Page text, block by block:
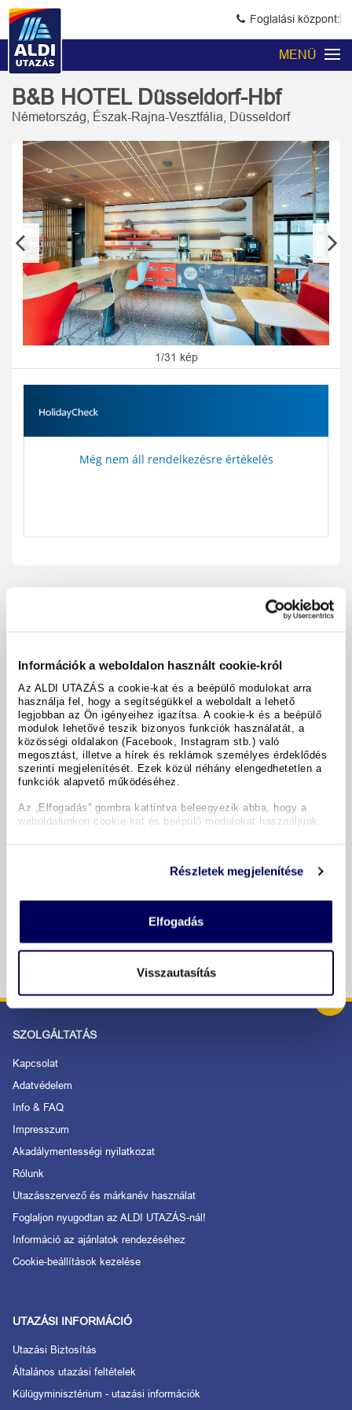
Információk a weboldalon használt cookie-król
Az ALDI UTAZÁS a cookie-kat és a beépülő modulokat arra
használja fel, hogy a segítségükkel a weboldalt a lehető
legjobban az Ön igényeihez igazítsa. A cookie-k és a beépülő
modulok lehetővé teszik bizonyos funkciók használatát, a
közösségi oldalakon (Facebook, Instagram stb.) való
megosztást, illetve a hírek és reklámok személyes érdeklődés
szerinti megjelenítését. Ezek közül néhány elengedhetetlen a
funkciók alapvető működéséhez.
Az „Elfogadás” gombra kattintva beleegyezik abba, hogy a
weboldalunkon cookie-kat és beépülő modulokat használjunk.
Részletek megjelenítése
Elfogadás
Visszautasítás
Foglalási központ:
MENÜ
B&B HOTEL Düsseldorf-Hbf
Németország, Észak-Rajna-Vesztfália, Düsseldorf
Previous
1/31 kép
Next
Még nem áll rendelkezésre értékelés
megosztás
Felszereltség és tények
A hotel részletei
Időpontok & árak
BIZTONSÁGOS RENDELÉS ÉS FIZETÉS
SZOLGÁLTATÁS
Kapcsolat
Adatvédelem
Info & FAQ
Impresszum
Akadálymentességi nyilatkozat
Rólunk
Utazásszervező és márkanév használat
Foglaljon nyugodtan az ALDI UTAZÁS-nál!
Információ az ajánlatok rendezéséhez
Cookie-beállítások kezelése
UTAZÁSI INFORMÁCIÓ
Utazási Biztosítás
Általános utazási feltételek
Külügyminisztérium - utazási információk